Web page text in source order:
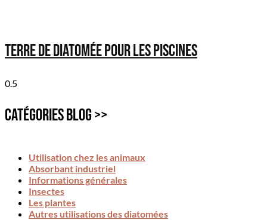
Terre de diatomée pour les piscines
Catégories blog >>
Utilisation chez les animaux
Absorbant industriel
Informations générales
Insectes
Les plantes
Autres utilisations des diatomées